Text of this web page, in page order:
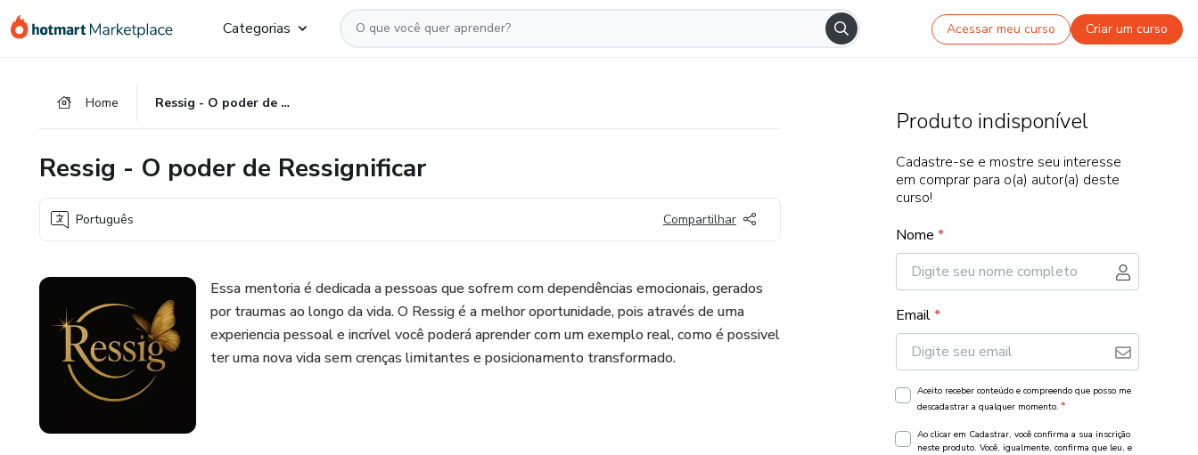
para
para
para
Categorias Acessar meu curso Criar um curso
Home Ressig - O poder de Ressignificar
Ressig - O poder de Ressignificar
Português Compartilhar
Essa mentoria é dedicada a pessoas que sofrem com dependências emocionais, gerados
por traumas ao longo da vida. O Ressig é a melhor oportunidade, pois através de uma
experiencia pessoal e incrível você poderá aprender com um exemplo real, como é possivel
ter uma nova vida sem crenças limitantes e posicionamento transformado.
Produto indisponível
Cadastre-se e mostre seu interesse
em comprar para o(a) autor(a) deste
curso!
Nome *
Email*
Aceito receber conteúdo e compreendo que posso me
descadastrar a qualquer momento. *
Ao clicar em Cadastrar, você confirma a sua inscrição
neste produto. Você, igualmente, confirma que leu, e